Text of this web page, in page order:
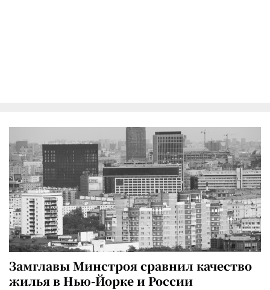
Замглавы Минстроя сравнил качество
жилья в Нью-Йорке и России